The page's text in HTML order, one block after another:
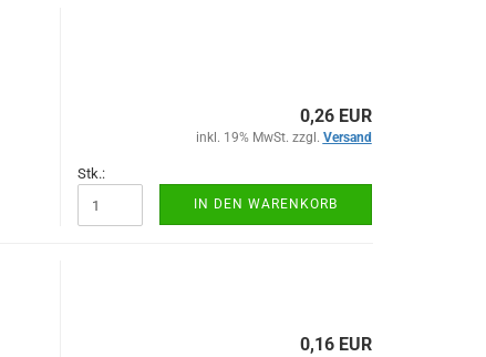
0,26 EUR
inkl. 19% MwSt. zzgl. Versand
Stk.:
IN DEN WARENKORB
0,16 EUR